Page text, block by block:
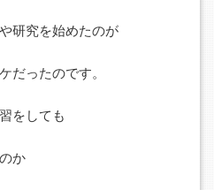
研究を始めたのが
だったのです。
をしても
か